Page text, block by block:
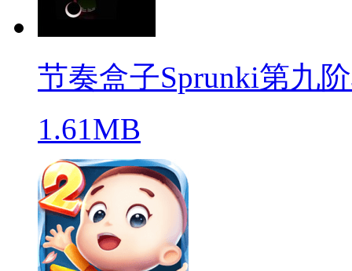
节奏盒子Sprunki第九
1.61MB